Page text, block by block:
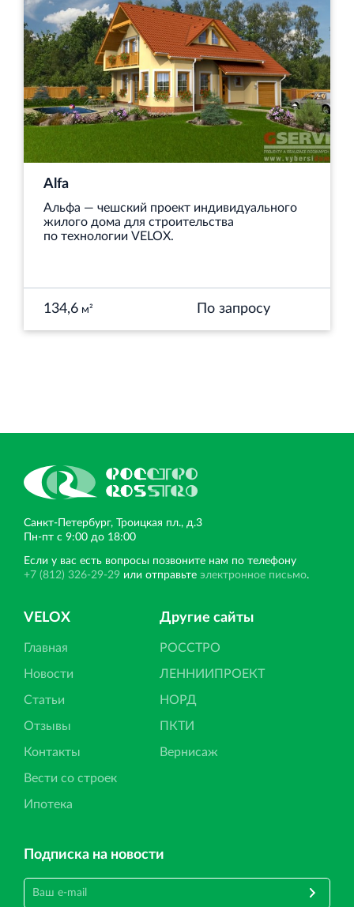
Alfa
Альфа — чешский проект индивидуального
жилого дома для строительства
по технологии VELOX.
134,6 м² По запросу
Санкт‐Петербург, Троицкая пл., д.3
Пн‐пт с 9:00 до 18:00
Если у вас есть вопросы позвоните нам по телефону
+7 (812) 326-29-29 или отправьте электронное письмо.
VELOX
Главная
Новости
Статьи
Отзывы
Контакты
Вести со строек
Ипотека
Другие сайты
РОССТРО
ЛЕННИИПРОЕКТ
НОРД
ПКТИ
Вернисаж
Подписка на новости